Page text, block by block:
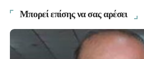
Μπορεί επίσης να σας αρέσει